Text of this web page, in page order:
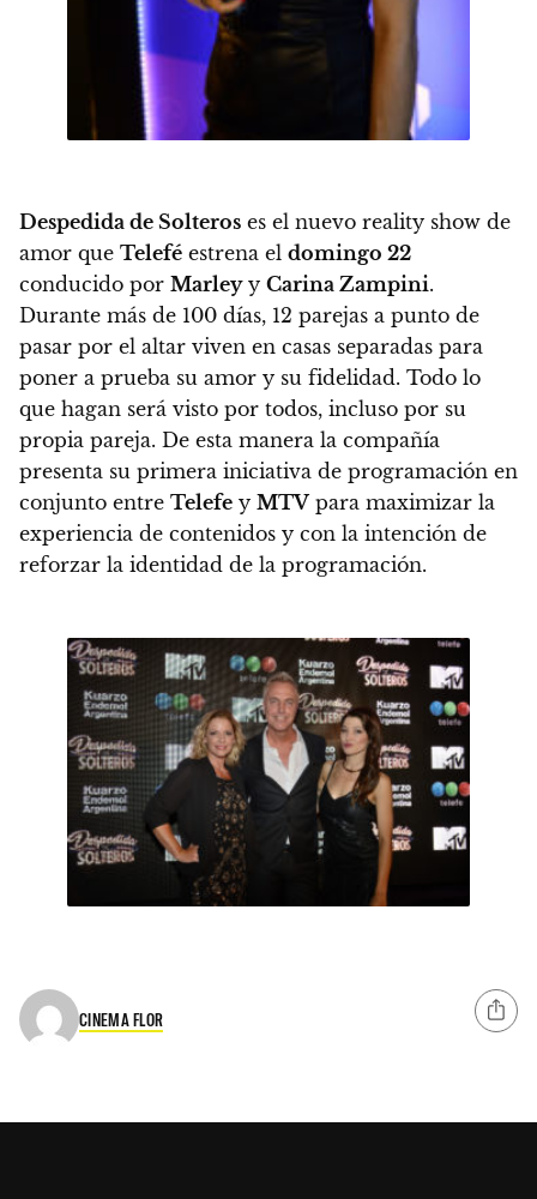
Despedida de Solteros es el nuevo reality show de
amor que Telefé estrena el domingo 22
conducido por Marleyy Carina Zampini.
Durante más de 100 días, 12 parejas a punto de
pasar por el altar viven en casas separadas para
poner a prueba su amor y su fidelidad. Todo lo
que hagan será visto por todos, incluso por su
propia pareja. De esta manera la compañía
presenta su primera iniciativa de programación en
conjunto entre Telefe y MTVpara maximizar la
experiencia de contenidos y con la intención de
reforzar la identidad de la programación.
CINEMA FLOR